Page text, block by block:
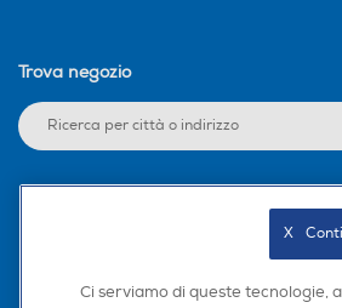
Trova negozio
Ci serviamo di queste tecnologie,
X